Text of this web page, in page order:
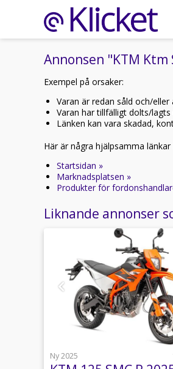
Annonsen "KTM Ktm
Exempel på orsaker:
Varan är redan såld och/
Varan har tillfälligt dolts/lagts
Länken kan vara skadad,
Här är några hjälpsamma
Startsidan »
Marknadsplatsen »
Produkter för
Liknande annonser
Ny 2025